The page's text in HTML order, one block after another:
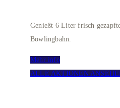
Genießt 6 Liter frisch
Bowlingbahn.
Mehr info
ALLE AKTIONEN